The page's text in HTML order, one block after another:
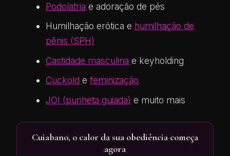
Podolatria e adoração de pés
Humilhação erótica e humilhação de
pênis (SPH)
Castidade masculina e keyholding
Cuckold e feminização
JOI (punheta guiada) e muito mais
Cuiabano, o calor da sua obediência começa
agora